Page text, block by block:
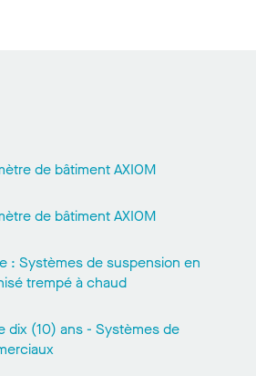
de bâtiment AXIOM
de bâtiment AXIOM
: Systèmes de suspension en
trempé à chaud
dix (10) ans - Systèmes de